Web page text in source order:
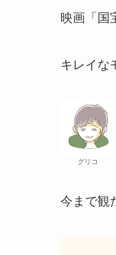
映画「国
キレイな
グリコ
今まで観